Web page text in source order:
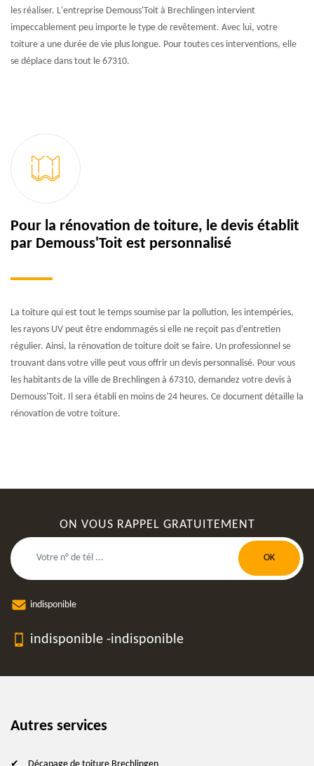
les réaliser. L'entreprise Demouss'Toit à Brechlingen intervient
impeccablement peu importe le type de revêtement. Avec lui, votre
toiture a une durée de vie plus longue. Pour toutes ces interventions, elle
se déplace dans tout le 67310.
Pour la rénovation de toiture, le devis établit
par Demouss'Toit est personnalisé
La toiture qui est tout le temps soumise par la pollution, les intempéries,
les rayons UV peut être endommagés si elle ne reçoit pas d’entretien
régulier. Ainsi, la rénovation de toiture doit se faire. Un professionnel se
trouvant dans votre ville peut vous offrir un devis personnalisé. Pour vous
les habitants de la ville de Brechlingen à 67310, demandez votre devis à
Demouss'Toit. Il sera établi en moins de 24 heures. Ce document détaille la
rénovation de votre toiture.
ON VOUS RAPPEL GRATUITEMENT
indisponible
indisponible -indisponible
Autres services